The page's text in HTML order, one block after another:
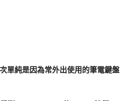
單純是因為常外出使用的筆電鍵盤